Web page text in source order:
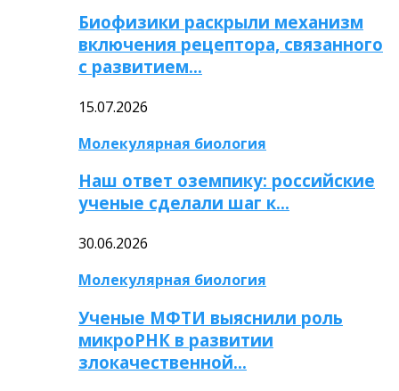
Биофизики раскрыли механизм
включения рецептора, связанного
с развитием…
15.07.2026
Молекулярная биология
Наш ответ оземпику: российские
ученые сделали шаг к…
30.06.2026
Молекулярная биология
Ученые МФТИ выяснили роль
микроРНК в развитии
злокачественной…